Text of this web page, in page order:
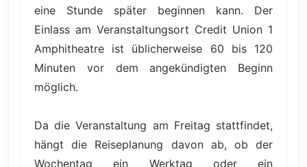
eine Stunde später beginnen kann. Der
Einlass am Veranstaltungsort Credit Union 1
Amphitheatre ist üblicherweise 60 bis 120
Minuten vor dem angekündigten Beginn
möglich.
Da die Veranstaltung am Freitag stattfindet,
hängt die Reiseplanung davon ab, ob der
Wochentag ein Werktag oder ein